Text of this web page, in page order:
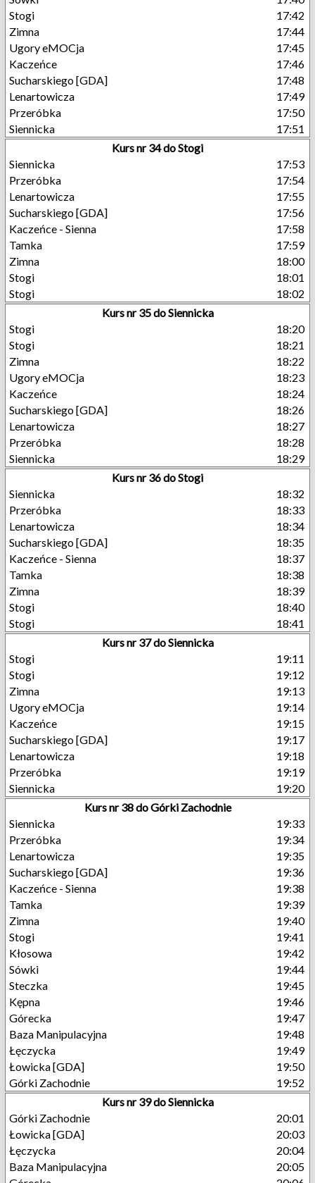
Stogi
17:42
Zimna
17:44
Ugory eMOCja
17:45
Kaczeńce
17:46
Sucharskiego [GDA]
17:48
Lenartowicza
17:49
Przeróbka
17:50
Siennicka
17:51
Kurs nr 34 do Stogi
Siennicka
17:53
Przeróbka
17:54
Lenartowicza
17:55
Sucharskiego [GDA]
17:56
Kaczeńce - Sienna
17:58
Tamka
17:59
Zimna
18:00
Stogi
18:01
Stogi
18:02
Kurs nr 35 do Siennicka
Stogi
18:20
Stogi
18:21
Zimna
18:22
Ugory eMOCja
18:23
Kaczeńce
18:24
Sucharskiego [GDA]
18:26
Lenartowicza
18:27
Przeróbka
18:28
Siennicka
18:29
Kurs nr 36 do Stogi
Siennicka
18:32
Przeróbka
18:33
Lenartowicza
18:34
Sucharskiego [GDA]
18:35
Kaczeńce - Sienna
18:37
Tamka
18:38
Zimna
18:39
Stogi
18:40
Stogi
18:41
Kurs nr 37 do Siennicka
Stogi
19:11
Stogi
19:12
Zimna
19:13
Ugory eMOCja
19:14
Kaczeńce
19:15
Sucharskiego [GDA]
19:17
Lenartowicza
19:18
Przeróbka
19:19
Siennicka
19:20
Kurs nr 38 do Górki Zachodnie
Siennicka
19:33
Przeróbka
19:34
Lenartowicza
19:35
Sucharskiego [GDA]
19:36
Kaczeńce - Sienna
19:38
Tamka
19:39
Zimna
19:40
Stogi
19:41
Kłosowa
19:42
Sówki
19:44
Steczka
19:45
Kępna
19:46
Górecka
19:47
Baza Manipulacyjna
19:48
Łęczycka
19:49
Łowicka [GDA]
19:50
Górki Zachodnie
19:52
Kurs nr 39 do Siennicka
Górki Zachodnie
20:01
Łowicka [GDA]
20:03
Łęczycka
20:04
Baza Manipulacyjna
20:05